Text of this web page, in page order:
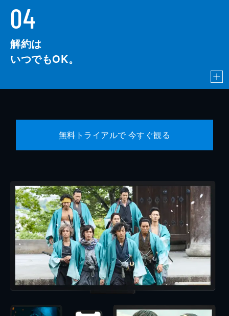
04
解約は
いつでもOK。
無料トライアルで 今すぐ観る